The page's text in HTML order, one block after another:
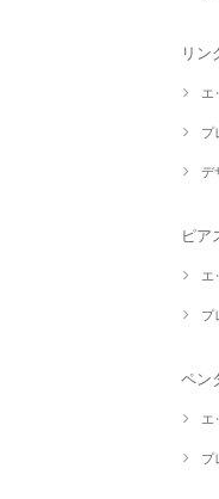
リン
エ
プ
デ
ピア
エ
プ
ペン
エ
プ